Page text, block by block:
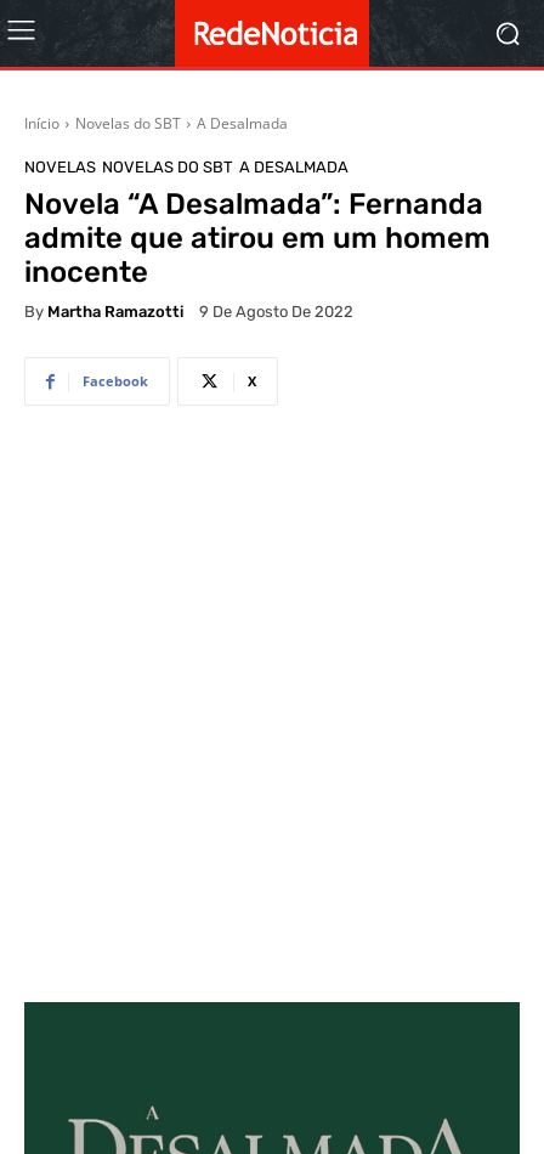
Início Novelas do SBT A Desalmada
NOVELAS NOVELAS DO SBT A DESALMADA
Novela “A Desalmada”: Fernanda
admite que atirou em um homem
inocente
By Martha Ramazotti 9 De Agosto De 2022
Facebook X